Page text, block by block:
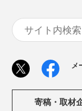
メ
寄稿・取材